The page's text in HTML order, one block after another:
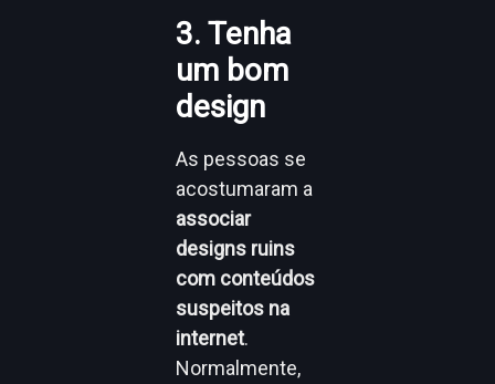
3. Tenha
um bom
design
As pessoas se
acostumaram a
associar
designs ruins
com conteúdos
suspeitos na
internet.
Normalmente,